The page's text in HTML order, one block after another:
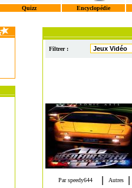
Quizz Encyclopédie
Filtrer :